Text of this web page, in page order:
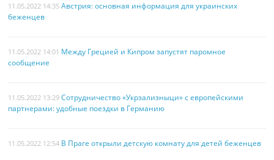
11.05.2022 14:35 Австрия: основная информация для украинских
беженцев
11.05.2022 14:01 Между Грецией и Кипром запустят паромное
сообщение
11.05.2022 13:29 Сотрудничество «Укрзализныци» с европейскими
партнерами: удобные поездки в Германию
11.05.2022 12:54 В Праге открыли детскую комнату для детей беженцев